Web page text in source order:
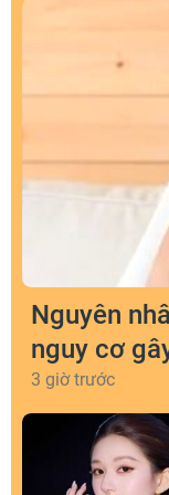
Nguyên
nguy cơ
3 giờ trước